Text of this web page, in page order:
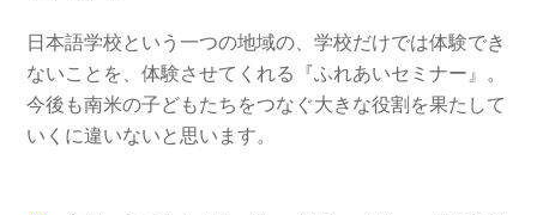
日本語学校という一つの地域の、学校だけでは体験でき
ないことを、体験させてくれる『ふれあいセミナー』。
今後も南米の子どもたちをつなぐ大きな役割を果たして
いくに違いないと思います。